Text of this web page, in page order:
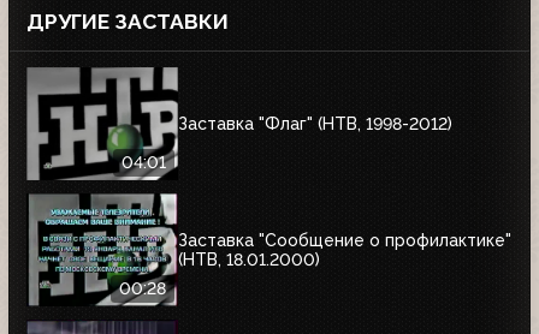
ДРУГИЕ ЗАСТАВКИ
04:01
Заставка "Флаг" (НТВ, 1998-2012)
00:28
Заставка "Сообщение о профилактике"
(НТВ, 18.01.2000)